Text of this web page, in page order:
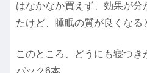
はなかなか買えず、効果が分
たけど、睡眠の質が良くなる
このところ、どうにも寝つ
パック6本。